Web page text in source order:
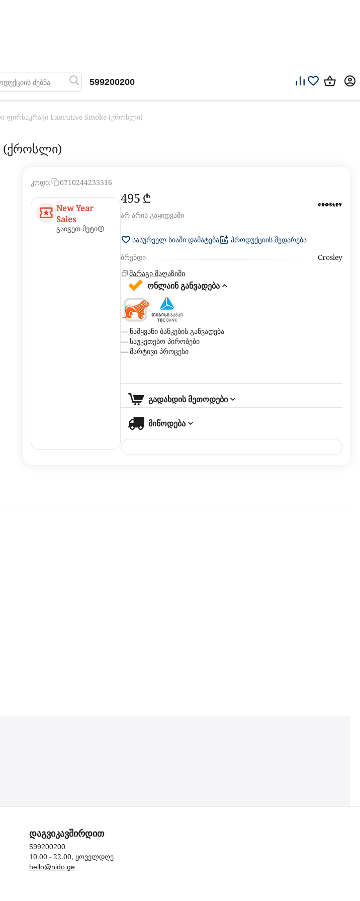
599200200
ფირსაკრავი Executive Smoke (ქროსლი)
(ქროსლი)
კოდი: 0710244233316
New Year
Sales
გაიგეთ მეტი
‍495‍ ₾
არ არის გაყიდვაში
სასურველ სიაში დამატება პროდუქციის შედარება
ბრენდი Crosley
მარაგი მაღაზიში
ონლაინ განვადება
— წამყვანი ბანკების განვადება
— საუკეთესო პირობები
— მარტივი პროცესი
გადახდის მეთოდები
მიწოდება
დაგვიკავშირდით
599200200
10.00 - 22.00, ყოველდღე
hello@nido.ge